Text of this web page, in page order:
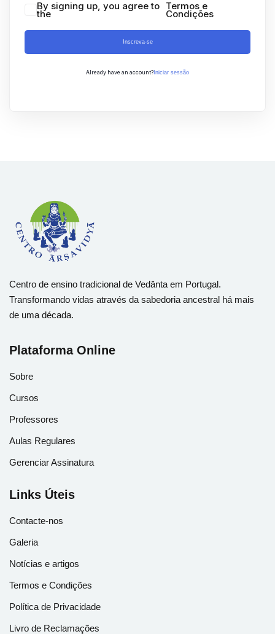
By signing up, you agree to
the
Termos e
Condições
Inscreva-se
Already have an account? Iniciar sessão
Centro de ensino tradicional de Vedānta em Portugal.
Transformando vidas através da sabedoria ancestral há mais
de uma década.
Plataforma Online
Sobre
Cursos
Professores
Aulas Regulares
Gerenciar Assinatura
Links Úteis
Contacte-nos
Galeria
Notícias e artigos
Termos e Condições
Política de Privacidade
Livro de Reclamações